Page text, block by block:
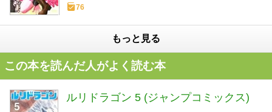
76
もっと見る
この本を読んだ人がよく読む本
ルリドラゴン 5 (ジャンプコミックス)